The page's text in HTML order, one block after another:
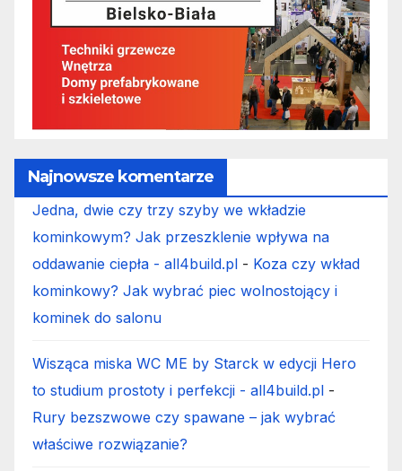
Najnowsze komentarze
Jedna, dwie czy trzy szyby we wkładzie
kominkowym? Jak przeszklenie wpływa na
oddawanie ciepła - all4build.pl - Koza czy wkład
kominkowy? Jak wybrać piec wolnostojący i
kominek do salonu
Wisząca miska WC ME by Starck w edycji Hero
to studium prostoty i perfekcji - all4build.pl -
Rury bezszwowe czy spawane – jak wybrać
właściwe rozwiązanie?